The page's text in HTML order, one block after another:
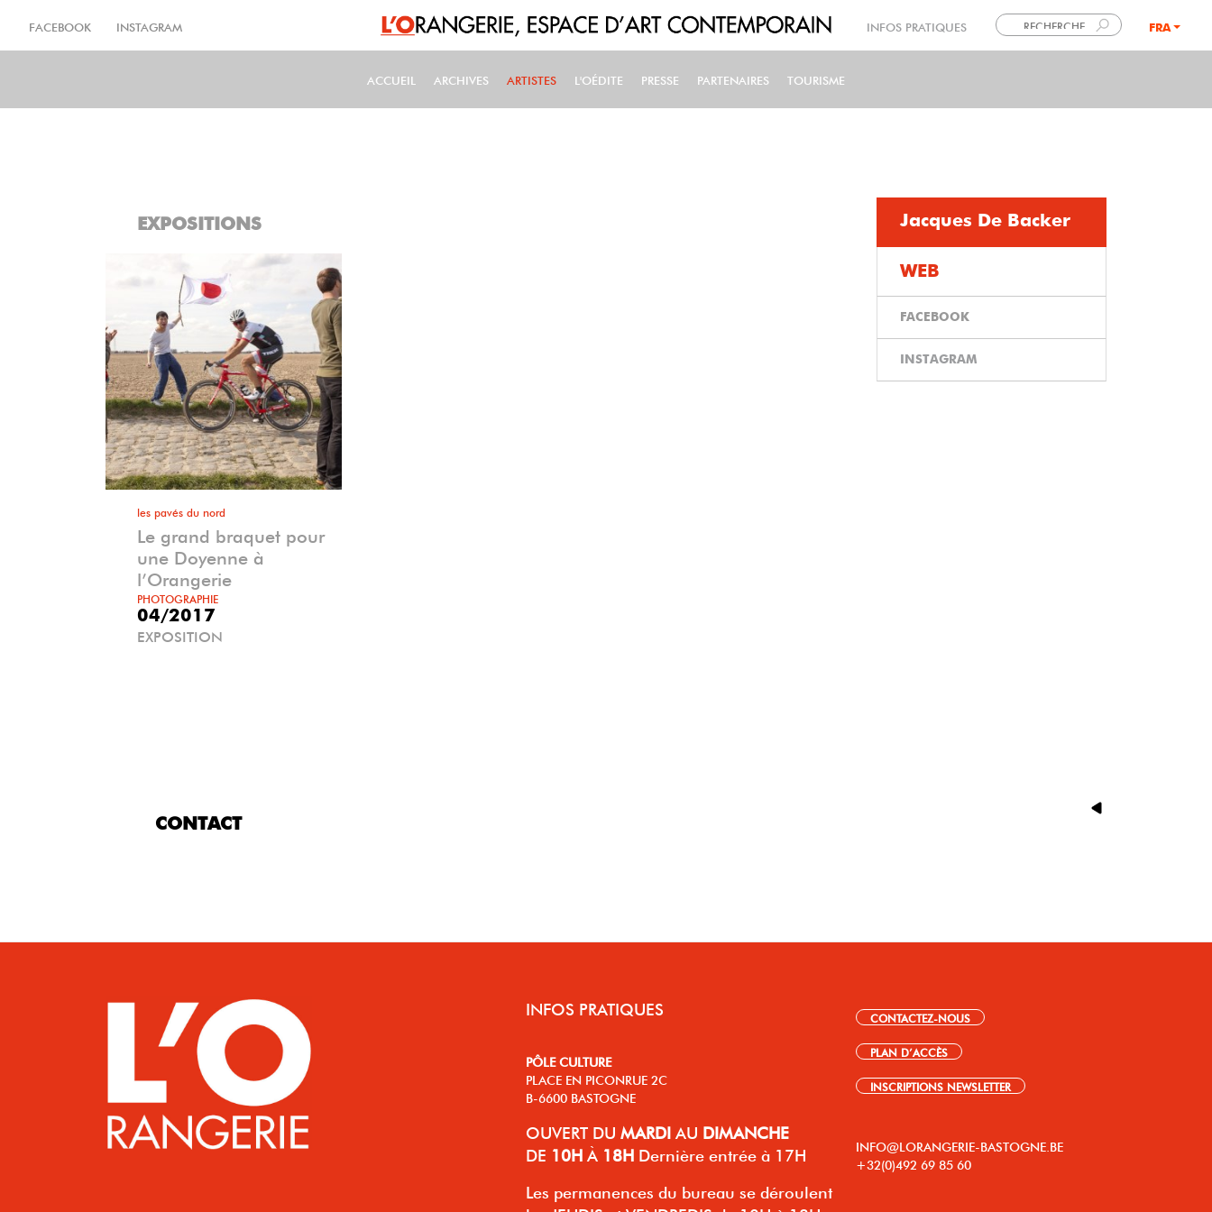
FACEBOOK INSTAGRAM INFOS PRATIQUES FRA
MAIN NAVIGATION
ACCUEIL ARCHIVES ARTISTES L'OÉDITE PRESSE PARTENAIRES TOURISME
EXPOSITIONS
les pavés du nord
Le grand braquet pour
une Doyenne à
l’Orangerie
PHOTOGRAPHIE
04/2017
EXPOSITION
Jacques De Backer
WEB
FACEBOOK
INSTAGRAM
CONTACT
INFOS PRATIQUES
PÔLE CULTURE
PLACE EN PICONRUE 2C
B-6600 BASTOGNE
OUVERT DU MARDI AU DIMANCHE
DE 10H À 18H Dernière entrée à 17H
Les permanences du bureau se déroulent
CONTACTEZ-NOUS
PLAN D’ACCÈS
INSCRIPTIONS NEWSLETTER
INFO@LORANGERIE-BASTOGNE.BE
+32(0)492 69 85 60